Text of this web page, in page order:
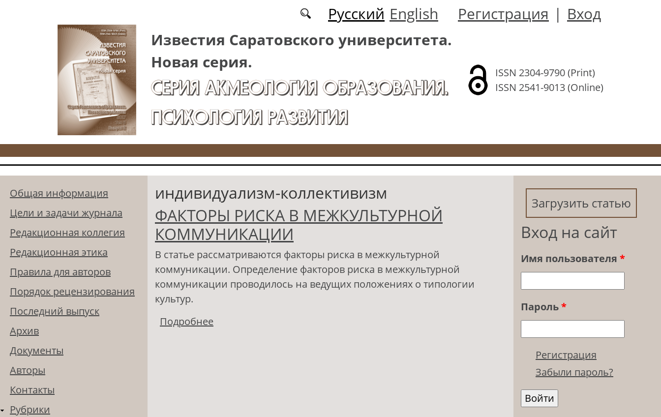
Русский English Регистрация | Вход
Известия Саратовского университета.
Новая серия.
СЕРИЯ АКМЕОЛОГИЯ ОБРАЗОВАНИЯ.
ПСИХОЛОГИЯ РАЗВИТИЯ
ISSN 2304-9790 (Print)
ISSN 2541-9013 (Online)
Общая информация
Цели и задачи журнала
Редакционная коллегия
Редакционная этика
Правила для авторов
Порядок рецензирования
Последний выпуск
Архив
Документы
Авторы
Контакты
Рубрики
индивидуализм-коллективизм
ФАКТОРЫ РИСКА В МЕЖКУЛЬТУРНОЙ
КОММУНИКАЦИИ
В статье рассматриваются факторы риска в межкультурной
коммуникации. Определение факторов риска в межкультурной
коммуникации проводилось на ведущих положениях о типологии
культур.
Подробнее
Загрузить статью
Вход на сайт
Имя пользователя *
Пароль*
Регистрация
Забыли пароль?